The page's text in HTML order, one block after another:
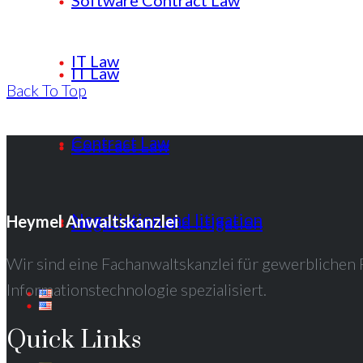
IT Law
Contract Law
Negotiation and litigation
IT Law
Contract Law
Negotiation and litigation
Back To Top
Heymel Anwaltskanzlei
Wir sind eine Fachanwaltskanzlei für
Informationstechnologie spezialisiert.
Quick Links